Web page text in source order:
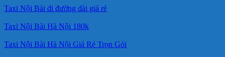
Taxi Nội Bài đi đường dài giá rẻ
Taxi Nội Bài Hà Nội 180k
Taxi Nội Bài Hà Nội Giá Rẻ Trọn Gói